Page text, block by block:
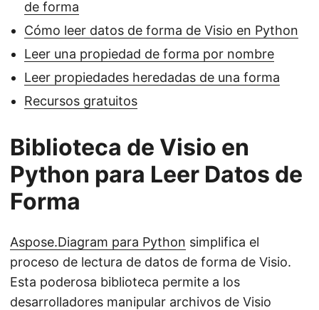
de forma
Cómo leer datos de forma de Visio en Python
Leer una propiedad de forma por nombre
Leer propiedades heredadas de una forma
Recursos gratuitos
Biblioteca de Visio en
Python para Leer Datos de
Forma
Aspose.Diagram para Python simplifica el
proceso de lectura de datos de forma de Visio.
Esta poderosa biblioteca permite a los
desarrolladores manipular archivos de Visio